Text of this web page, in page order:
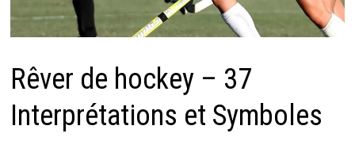
Rêver de hockey – 37
Interprétations et Symboles